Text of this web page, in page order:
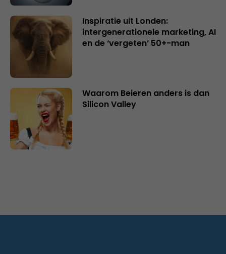
Inspiratie uit Londen:
intergenerationele marketing, AI
en de ‘vergeten’ 50+-man
Waarom Beieren anders is dan
Silicon Valley